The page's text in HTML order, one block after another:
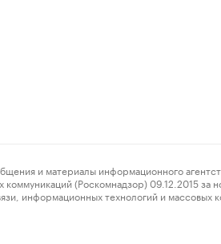
материалы информационного
(Роскомнадзор) 09.12.2015
информационных технологий и